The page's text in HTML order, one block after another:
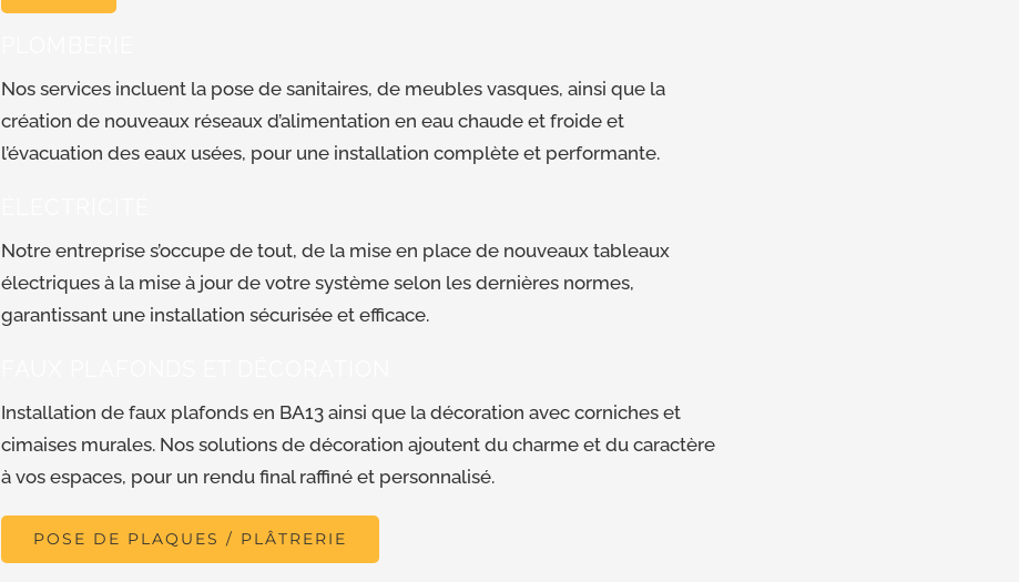
Nos services incluent la pose de sanitaires, de meubles vasques, ainsi que la
création de nouveaux réseaux d’alimentation en eau chaude et froide et
l’évacuation des eaux usées, pour une installation complète et performante.
Notre entreprise s’occupe de tout, de la mise en place de nouveaux tableaux
électriques à la mise à jour de votre système selon les dernières normes,
garantissant une installation sécurisée et efficace.
Installation de faux plafonds en BA13 ainsi que la décoration avec corniches et
cimaises murales. Nos solutions de décoration ajoutent du charme et du caractère
à vos espaces, pour un rendu final raffiné et personnalisé.
POSE DE PLAQUES / PLÂTRERIE